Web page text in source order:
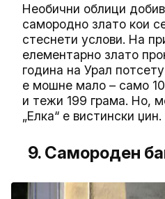
Необични облици
самородно злато кои
стеснети услови. На
елементарно злато
година на Урал
е мошне мало – само
и тежи 199 грама. Но,
„Елка“ е вистински џин.
9. Самороден